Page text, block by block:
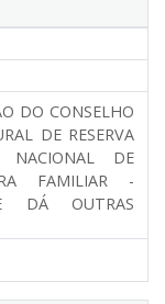
DO CONSELHO
DE RESERVA
NACIONAL DE
FAMILIAR -
DÁ OUTRAS